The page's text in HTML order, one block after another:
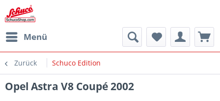
Menü
Zurück Schuco Edition
Opel Astra V8 Coupé 2002